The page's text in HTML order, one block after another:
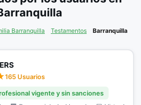
Barranquilla Testamentos Barranquilla
165 Usuarios
vigente y sin sanciones